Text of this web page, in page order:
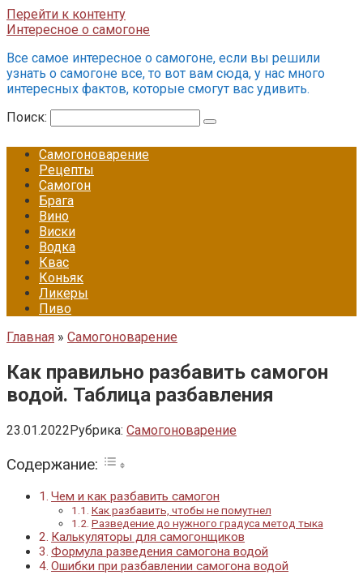
Перейти к контенту
Интересное о самогоне
Все самое интересное о самогоне, если вы решили
узнать о самогоне все, то вот вам сюда, у нас много
интересных фактов, которые смогут вас удивить.
Поиск:
Самогоноварение
Рецепты
Самогон
Брага
Вино
Виски
Водка
Квас
Коньяк
Ликеры
Пиво
Главная » Самогоноварение
Как правильно разбавить самогон
водой. Таблица разбавления
23.01.2022Рубрика: Самогоноварение
Содержание:
Чем и как разбавить самогон
Как разбавить, чтобы не помутнел
Разведение до нужного градуса метод тыка
Калькуляторы для самогонщиков
Формула разведения самогона водой
Ошибки при разбавлении самогона водой